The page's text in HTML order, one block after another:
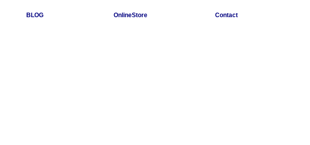
BLOG OnlineStore Contact